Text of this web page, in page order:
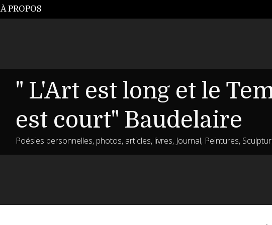
À PROPOS
" L'Art est long et le
est court" Baudelaire
Poésies personnelles, photos, articles, livres, Journal, Peintures,